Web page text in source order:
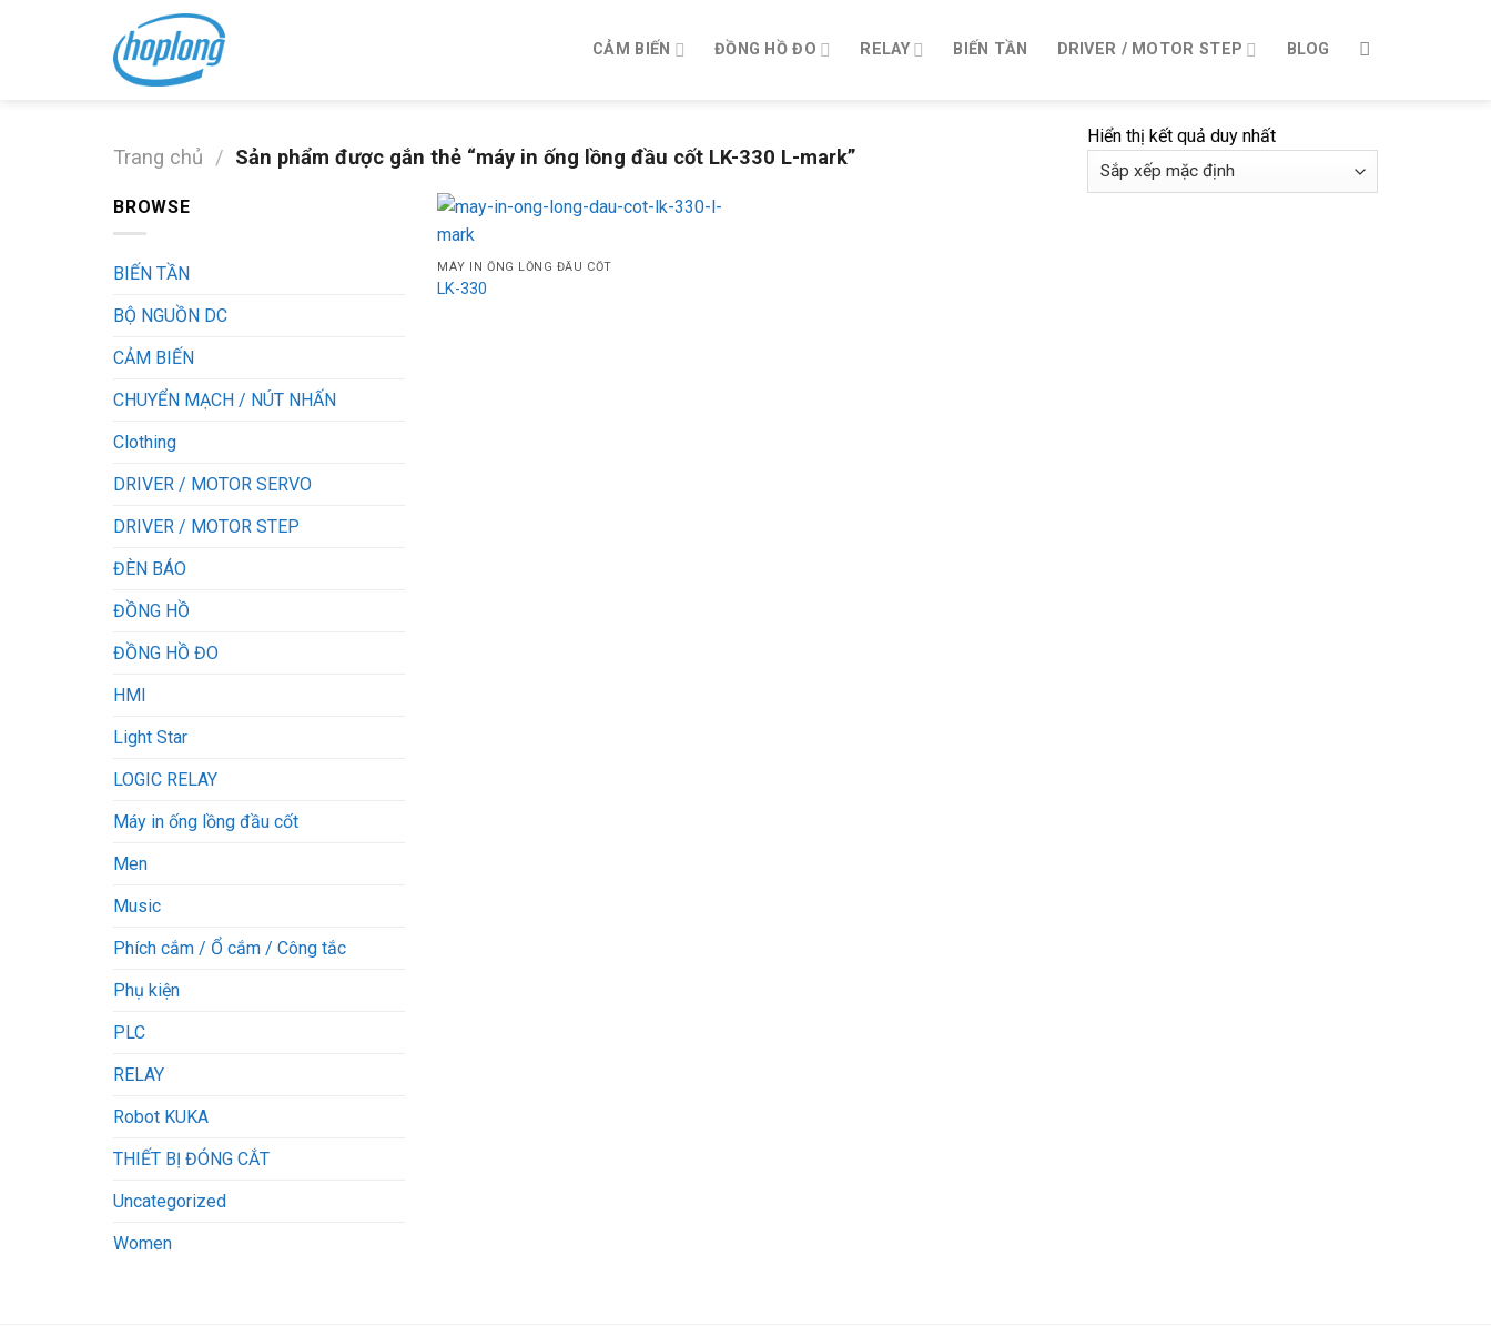
CẢM BIẾN ĐỒNG HỒ ĐO RELAY BIẾN TẦN DRIVER / MOTOR STEP BLOG
Trang chủ / Sản phẩm được gắn thẻ “máy in ống lồng đầu cốt LK-330 L-mark”
Hiển thị kết quả duy nhất
BROWSE
BIẾN TẦN
BỘ NGUỒN DC
CẢM BIẾN
CHUYỂN MẠCH / NÚT NHẤN
Clothing
DRIVER / MOTOR SERVO
DRIVER / MOTOR STEP
ĐÈN BÁO
ĐỒNG HỒ
ĐỒNG HỒ ĐO
HMI
Light Star
LOGIC RELAY
Máy in ống lồng đầu cốt
Men
Music
Phích cắm / Ổ cắm / Công tắc
Phụ kiện
PLC
RELAY
Robot KUKA
THIẾT BỊ ĐÓNG CẮT
Uncategorized
Women
MÁY IN ỐNG LỒNG ĐẦU CỐT
LK-330